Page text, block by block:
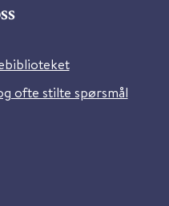
ofte stilte spørsmål